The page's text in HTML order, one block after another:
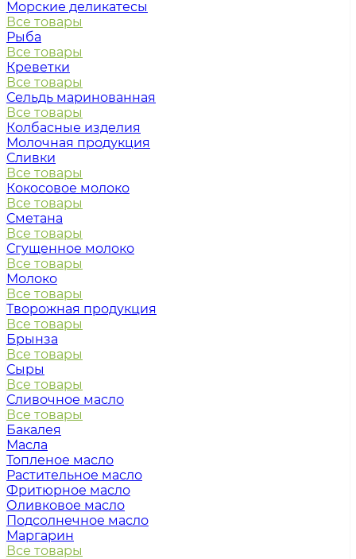
Морские деликатесы
Все товары
Рыба
Все товары
Креветки
Все товары
Сельдь маринованная
Все товары
Колбасные изделия
Молочная продукция
Сливки
Все товары
Кокосовое молоко
Все товары
Сметана
Все товары
Сгущенное молоко
Все товары
Молоко
Все товары
Творожная продукция
Все товары
Брынза
Все товары
Сыры
Все товары
Сливочное масло
Все товары
Бакалея
Масла
Топленое масло
Растительное масло
Фритюрное масло
Оливковое масло
Подсолнечное масло
Маргарин
Все товары